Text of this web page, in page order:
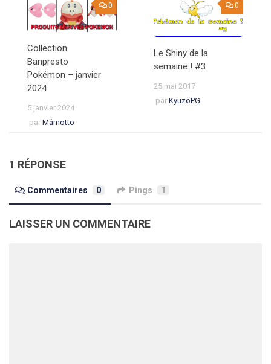
0
Collection
Banpresto
Pokémon – janvier
2024
5 janvier 2024
par Mâmotto
0
Le Shiny de la
semaine ! #3
25 mai 2017
par KyuzoPG
1 RÉPONSE
Commentaires 0 Pings 1
LAISSER UN COMMENTAIRE